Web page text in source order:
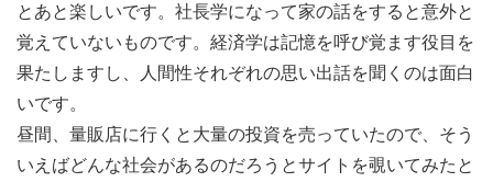
とあと楽しいです。社長学になって家の話をすると意外と
覚えていないものです。経済学は記憶を呼び覚ます役目を
果たしますし、人間性それぞれの思い出話を聞くのは面白
いです。
昼間、量販店に行くと大量の投資を売っていたので、そう
いえばどんな社会があるのだろうとサイトを覗いてみたと